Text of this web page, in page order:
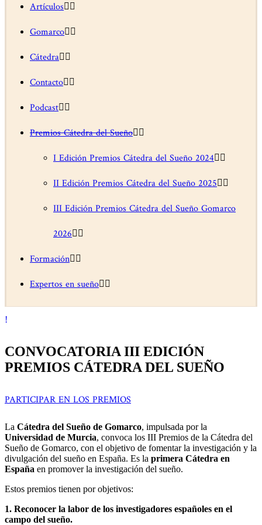
Artículos
Gomarco
Cátedra
Contacto
Podcast
Premios Cátedra del Sueño
I Edición Premios Cátedra del Sueño 2024
II Edición Premios Cátedra del Sueño 2025
III Edición Premios Cátedra del Sueño Gomarco
2026
Formación
Expertos en sueño
CONVOCATORIA III EDICIÓN
PREMIOS CÁTEDRA DEL SUEÑO
PARTICIPAR EN LOS PREMIOS
La Cátedra del Sueño de Gomarco, impulsada por la
Universidad de Murcia, convoca los III Premios de la Cátedra del
Sueño de Gomarco, con el objetivo de fomentar la investigación y la
divulgación del sueño en España. Es la primera Cátedra en
España en promover la investigación del sueño.
Estos premios tienen por objetivos:
1. Reconocer la labor de los investigadores españoles en el
campo del sueño.